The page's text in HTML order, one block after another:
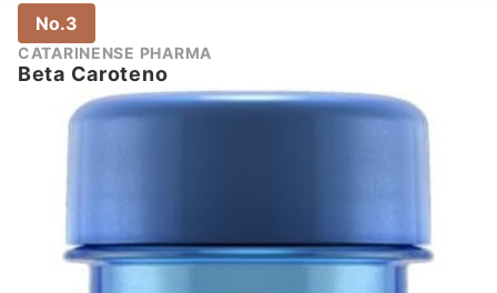
No.3
CATARINENSE PHARMA
Beta Caroteno